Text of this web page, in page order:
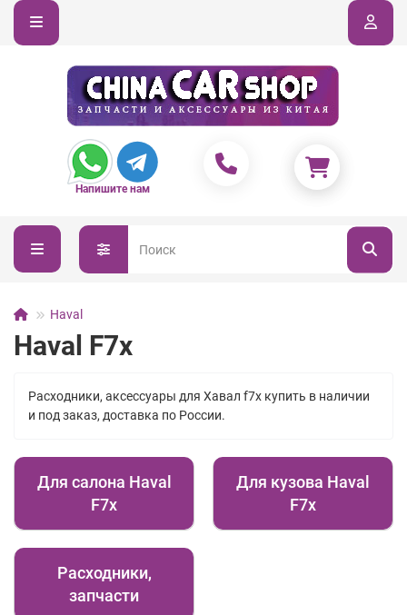
Напишите нам
Haval
Haval F7x
Расходники, аксессуары для Хавал f7x купить в наличии
и под заказ, доставка по России.
Для салона Haval
F7x
Для кузова Haval
F7x
Расходники,
запчасти